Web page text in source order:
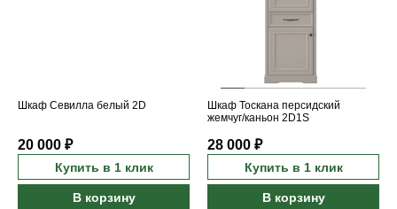
Шкаф Севилла белый 2D
20 000 ₽
Купить в 1 клик
В корзину
Шкаф Тоскана персидский
жемчуг/каньон 2D1S
28 000 ₽
Купить в 1 клик
В корзину